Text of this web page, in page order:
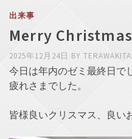
出来事
Merry Christmas
2025年12月24日 BY
今日は年内のゼミ最終日で
疲れさまでした。
皆様良いクリスマス、良い